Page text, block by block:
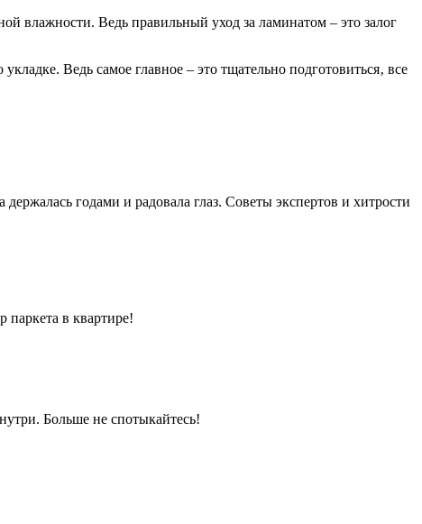
влажности. Ведь правильный уход за ламинатом – это залог
Ведь самое главное – это тщательно подготовиться‚ все
годами и радовала глаз. Советы экспертов и хитрости
в квартире!
Больше не спотыкайтесь!